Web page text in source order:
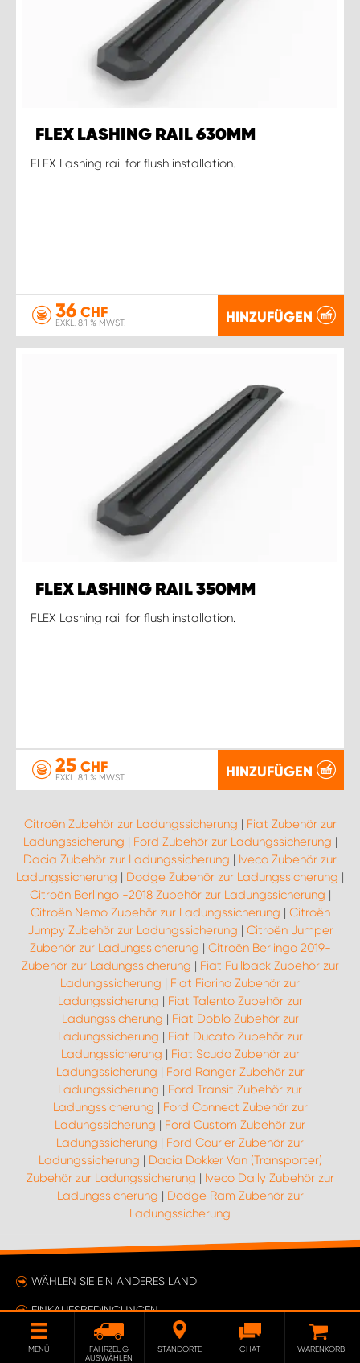
FLEX LASHING RAIL 630MM
FLEX Lashing rail for flush installation.
36 CHF
EXKL. 8.1 % MWST. HINZUFÜGEN
FLEX LASHING RAIL 350MM
FLEX Lashing rail for flush installation.
25 CHF
EXKL. 8.1 % MWST. HINZUFÜGEN
Citroën Zubehör zur Ladungssicherung | Fiat Zubehör zur
Ladungssicherung | Ford Zubehör zur Ladungssicherung |
Dacia Zubehör zur Ladungssicherung | Iveco Zubehör zur
Ladungssicherung | Dodge Zubehör zur Ladungssicherung |
Citroën Berlingo -2018 Zubehör zur Ladungssicherung |
Citroën Nemo Zubehör zur Ladungssicherung | Citroën
Jumpy Zubehör zur Ladungssicherung | Citroën Jumper
Zubehör zur Ladungssicherung | Citroën Berlingo 2019-
Zubehör zur Ladungssicherung | Fiat Fullback Zubehör zur
Ladungssicherung | Fiat Fiorino Zubehör zur
Ladungssicherung | Fiat Talento Zubehör zur
Ladungssicherung | Fiat Doblo Zubehör zur
Ladungssicherung | Fiat Ducato Zubehör zur
Ladungssicherung | Fiat Scudo Zubehör zur
Ladungssicherung | Ford Ranger Zubehör zur
Ladungssicherung | Ford Transit Zubehör zur
Ladungssicherung | Ford Connect Zubehör zur
Ladungssicherung | Ford Custom Zubehör zur
Ladungssicherung | Ford Courier Zubehör zur
Ladungssicherung | Dacia Dokker Van (Transporter)
Zubehör zur Ladungssicherung | Iveco Daily Zubehör zur
Ladungssicherung | Dodge Ram Zubehör zur
Ladungssicherung
WÄHLEN SIE EIN ANDERES LAND
EINKAUFSBEDINGUNGEN
ÄNDERE DEINE EINWILLIGUNG
MENÜ
FAHRZEUG
AUSWÄHLEN
STANDORTE CHAT WARENKORB